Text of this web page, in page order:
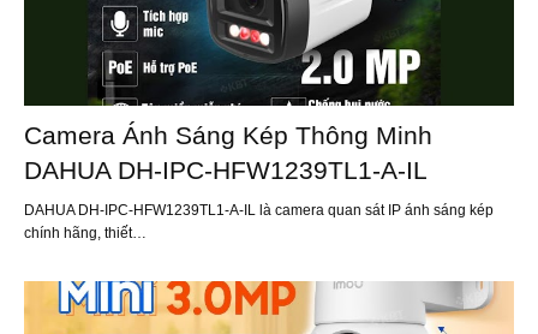
Camera Ánh Sáng Kép Thông Minh
DAHUA DH-IPC-HFW1239TL1-A-IL
DAHUA DH-IPC-HFW1239TL1-A-IL là camera quan sát IP ánh sáng kép
chính hãng, thiết…